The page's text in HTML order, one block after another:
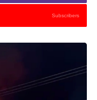
Subscribers